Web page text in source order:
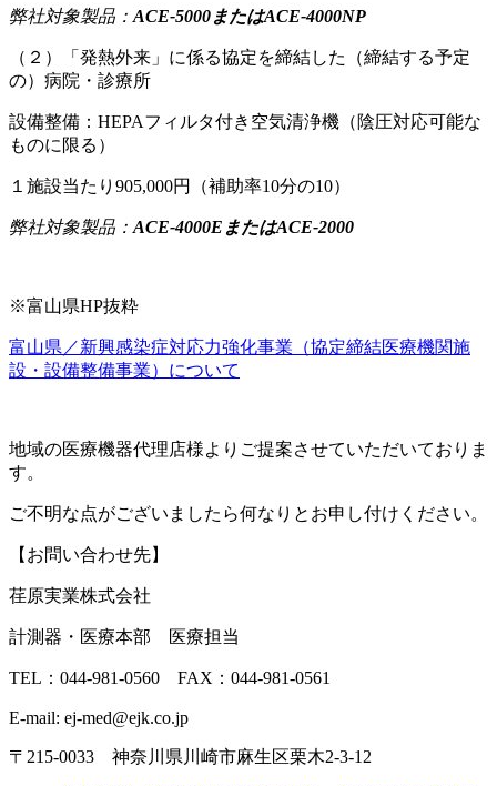
弊社対象製品： ACE-5000またはACE-4000NP
（２）「発熱外来」に係る協定を締結した（締結する予定
の）病院・診療所
設備整備：HEPAフィルタ付き空気清浄機（陰圧対応可能な
ものに限る）
１施設当たり905,000円（補助率10分の10）
弊社対象製品： ACE-4000EまたはACE-2000
※富山県HP抜粋
富山県／新興感染症対応力強化事業（協定締結医療機関施
設・設備整備事業）について
地域の医療機器代理店様よりご提案させていただいておりま
す。
ご不明な点がございましたら何なりとお申し付けください。
【お問い合わせ先】
荏原実業株式会社
計測器・医療本部 医療担当
TEL：044-981-0560 FAX：044-981-0561
E-mail: ej-med@ejk.co.jp
〒215-0033 神奈川県川崎市麻生区栗木2-3-12